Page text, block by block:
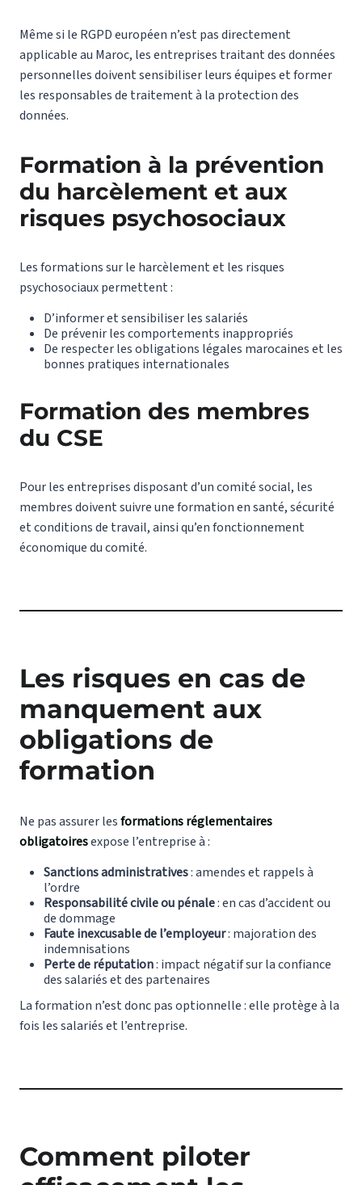
Même si le RGPD européen n’est pas directement
applicable au Maroc, les entreprises traitant des données
personnelles doivent sensibiliser leurs équipes et former
les responsables de traitement à la protection des
données.
Formation à la prévention
du harcèlement et aux
risques psychosociaux
Les formations sur le harcèlement et les risques
psychosociaux permettent :
D’informer et sensibiliser les salariés
De prévenir les comportements inappropriés
De respecter les obligations légales marocaines et les
bonnes pratiques internationales
Formation des membres
du CSE
Pour les entreprises disposant d’un comité social, les
membres doivent suivre une formation en santé, sécurité
et conditions de travail, ainsi qu’en fonctionnement
économique du comité.
Les risques en cas de
manquement aux
obligations de
formation
Ne pas assurer lesformations réglementaires
obligatoiresexpose l’entreprise à :
Sanctions administratives: amendes et rappels à
l’ordre
Responsabilité civile ou pénale: en cas d’accident ou
de dommage
Faute inexcusable de l’employeur: majoration des
indemnisations
Perte de réputation: impact négatif sur la confiance
des salariés et des partenaires
La formation n’est donc pas optionnelle : elle protège à la
fois les salariés et l’entreprise.
Comment piloter